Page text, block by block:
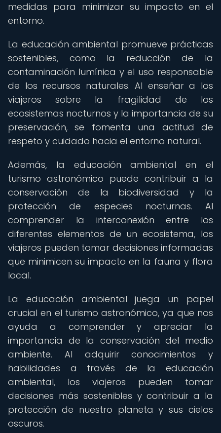
medidas para minimizar su impacto en el
entorno.
La educación ambiental promueve prácticas
sostenibles, como la reducción de la
contaminación lumínica y el uso responsable
de los recursos naturales. Al enseñar a los
viajeros sobre la fragilidad de los
ecosistemas nocturnos y la importancia de su
preservación, se fomenta una actitud de
respeto y cuidado hacia el entorno natural.
Además, la educación ambiental en el
turismo astronómico puede contribuir a la
conservación de la biodiversidad y la
protección de especies nocturnas. Al
comprender la interconexión entre los
diferentes elementos de un ecosistema, los
viajeros pueden tomar decisiones informadas
que minimicen su impacto en la fauna y flora
local.
La educación ambiental juega un papel
crucial en el turismo astronómico, ya que nos
ayuda a comprender y apreciar la
importancia de la conservación del medio
ambiente. Al adquirir conocimientos y
habilidades a través de la educación
ambiental, los viajeros pueden tomar
decisiones más sostenibles y contribuir a la
protección de nuestro planeta y sus cielos
oscuros.